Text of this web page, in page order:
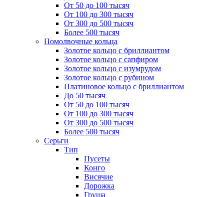
От 50 до 100 тысяч
От 100 до 300 тысяч
От 300 до 500 тысяч
Более 500 тысяч
Помолвочные кольца
Золотое кольцо с бриллиантом
Золотое кольцо с сапфиром
Золотое кольцо с изумрудом
Золотое кольцо с рубином
Платиновое кольцо с бриллиантом
До 50 тысяч
От 50 до 100 тысяч
От 100 до 300 тысяч
От 300 до 500 тысяч
Более 500 тысяч
Серьги
Тип
Пусеты
Конго
Висячие
Дорожка
Груша